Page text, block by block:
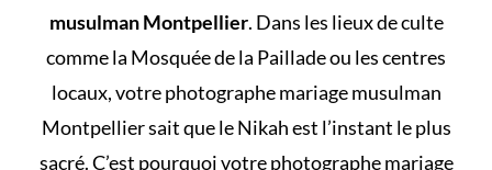
musulman Montpellier. Dans les lieux de culte
comme la Mosquée de la Paillade ou les centres
locaux, votre photographe mariage musulman
Montpellier sait que le Nikah est l’instant le plus
sacré. C’est pourquoi votre photographe mariage